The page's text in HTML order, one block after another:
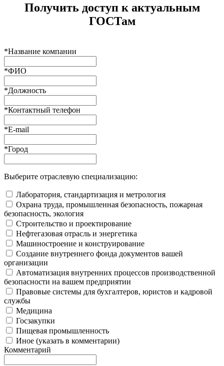
Получить доступ к актуальным
ГОСТам
*Название компании
*ФИО
*Должность
*Контактный телефон
*E-mail
*Город
Выберите отраслевую специализацию:
Лаборатория, стандартизация и метрология
Охрана труда, промышленная безопасность, пожарная
безопасность, экология
Строительство и проектирование
Нефтегазовая отрасль и энергетика
Машиностроение и конструирование
Создание внутреннего фонда документов вашей
организации
Автоматизация внутренних процессов производственной
безопасности на вашем предприятии
Правовые системы для бухгалтеров, юристов и кадровой
службы
Медицина
Госзакупки
Пищевая промышленность
Иное (указать в комментарии)
Комментарий